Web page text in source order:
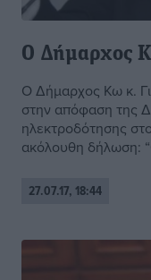
Ο Δήμαρχος
Ο Δήμαρχος Κω κ.
στην απόφαση της
ηλεκτροδότησης
ακόλουθη δήλωση:
27.07.17, 18:44